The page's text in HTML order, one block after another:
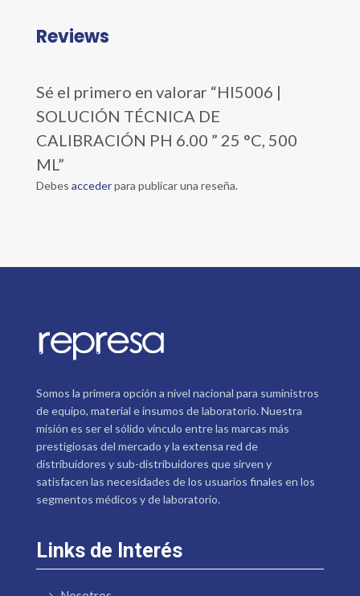
Reviews
Sé el primero en valorar “HI5006 |
SOLUCIÓN TÉCNICA DE
CALIBRACIÓN PH 6.00 ” 25 °C, 500
ML”
Debes accederpara publicar una reseña.
Somos la primera opción a nivel nacional para suministros
de equipo, material e insumos de laboratorio. Nuestra
misión es ser el sólido vínculo entre las marcas más
prestigiosas del mercado y la extensa red de
distribuidores y sub-distribuidores que sirven y
satisfacen las necesidades de los usuarios finales en los
segmentos médicos y de laboratorio.
Links de Interés